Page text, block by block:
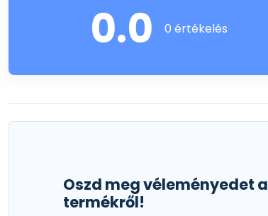
0.0 0 értékelés
Oszd meg véleményedet a
termékről!